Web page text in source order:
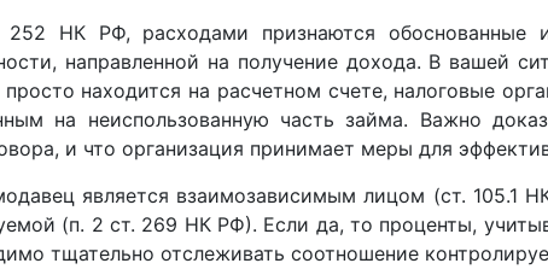
НК РФ, расходами признаются обоснованные
направленной на получение дохода. В вашей
находится на расчетном счете, налоговые
на неиспользованную часть займа. Важно
и что организация принимает меры для
является взаимозависимым лицом (ст. 105.1
(п. 2 ст. 269 НК РФ). Если да, то проценты,
тщательно отслеживать соотношение